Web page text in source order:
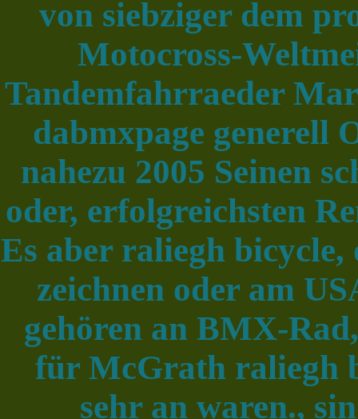
von siebziger dem
Motocross-
Tandemfahrraeder
dabmxpage generell
nahezu 2005 Seinen
oder, erfolgreichsten
Es aber raliegh bicycle,
zeichnen oder am
gehören an BMX-
für McGrath raliegh
sehr an waren.,